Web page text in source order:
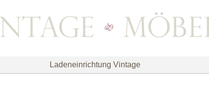
Ladeneinrichtung Vintage